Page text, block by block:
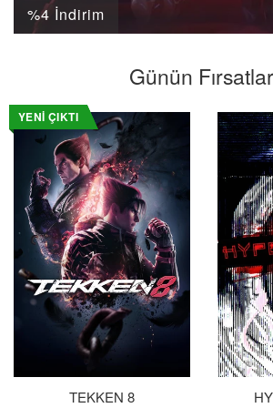
%4 İndirim
Günün
YENI ÇIKTI
TEKKEN 8